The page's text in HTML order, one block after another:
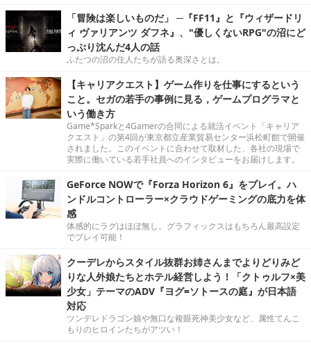
「冒険は楽しいものだ」 ─『FF11』と『ウィザードリ
ィ ヴァリアンツ ダフネ』、"優しくないRPG"の沼にど
っぷり沈んだ4人の話
ふたつの沼の住人たちが語る奥深さとは。
【キャリアクエスト】ゲーム作りを仕事にするという
こと。セガの若手の事例に見る，ゲームプログラマと
いう働き方
Game*Sparkと4Gamerの合同による就活イベント「キャリア
クエスト」の第4回が東京都立産業貿易センター浜松町館で開催
されました。このイベントに合わせて取材した、各社の現場で
実際に働いている若手社員へのインタビューをお届けします。
GeForce NOWで『Forza Horizon 6』をプレイ。ハ
ンドルコントローラー×クラウドゲーミングの底力を体
感
体感的にラグはほぼ無し。グラフィックスはもちろん最高設定
でプレイ可能！
クーデレからスタイル抜群お姉さんまでよりどりみど
りな人外娘たちとホテル経営しよう！「クトゥルフ×美
少女」テーマのADV『ヨグ=ソトースの庭』が日本語
対応
ツンデレドラゴン娘や無口な複眼死神美少女など、属性てんこ
もりのヒロインたちがアツい！